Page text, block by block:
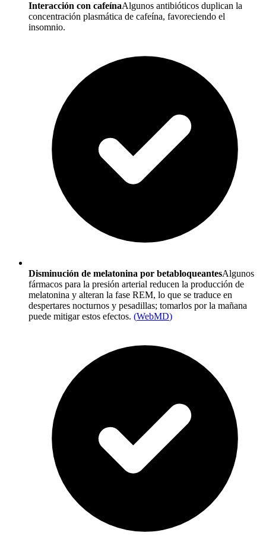
Interacción con cafeínaAlgunos antibióticos duplican la
concentración plasmática de cafeína, favoreciendo el
insomnio.
Disminución de melatonina por betabloqueantesAlgunos
fármacos para la presión arterial reducen la producción de
melatonina y alteran la fase REM, lo que se traduce en
despertares nocturnos y pesadillas; tomarlos por la mañana
puede mitigar estos efectos. (WebMD)